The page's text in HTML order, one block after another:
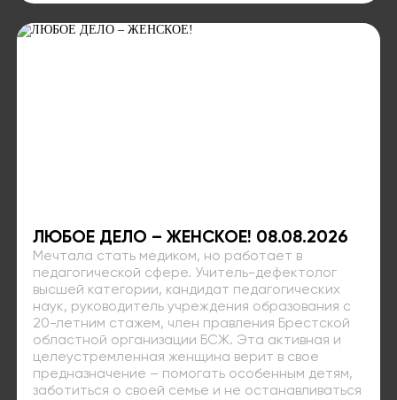
ЛЮБОЕ ДЕЛО – ЖЕНСКОЕ! 08.08.2026
Мечтала стать медиком, но работает в
педагогической сфере. Учитель-дефектолог
высшей категории, кандидат педагогических
наук, руководитель учреждения образования с
20-летним стажем, член правления Брестской
областной организации БСЖ. Эта активная и
целеустремленная женщина верит в свое
предназначение – помогать особенным детям,
заботиться о своей семье и не останавливаться